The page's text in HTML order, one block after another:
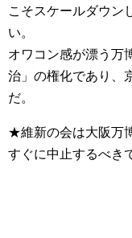
こそスケールダウン
い。
オワコン感が漂う万
治」の権化であり、
だ。
★維新の会は大阪万
すぐに中止するべき